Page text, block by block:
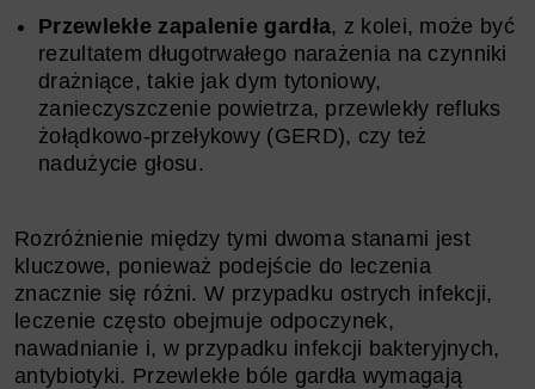
Przewlekłe zapalenie gardła, z kolei, może być
rezultatem długotrwałego narażenia na czynniki
drażniące, takie jak dym tytoniowy,
zanieczyszczenie powietrza, przewlekły refluks
żołądkowo-przełykowy (GERD), czy też
nadużycie głosu.
Rozróżnienie między tymi dwoma stanami jest
kluczowe, ponieważ podejście do leczenia
znacznie się różni. W przypadku ostrych infekcji,
leczenie często obejmuje odpoczynek,
nawadnianie i, w przypadku infekcji bakteryjnych,
antybiotyki. Przewlekłe bóle gardła wymagają